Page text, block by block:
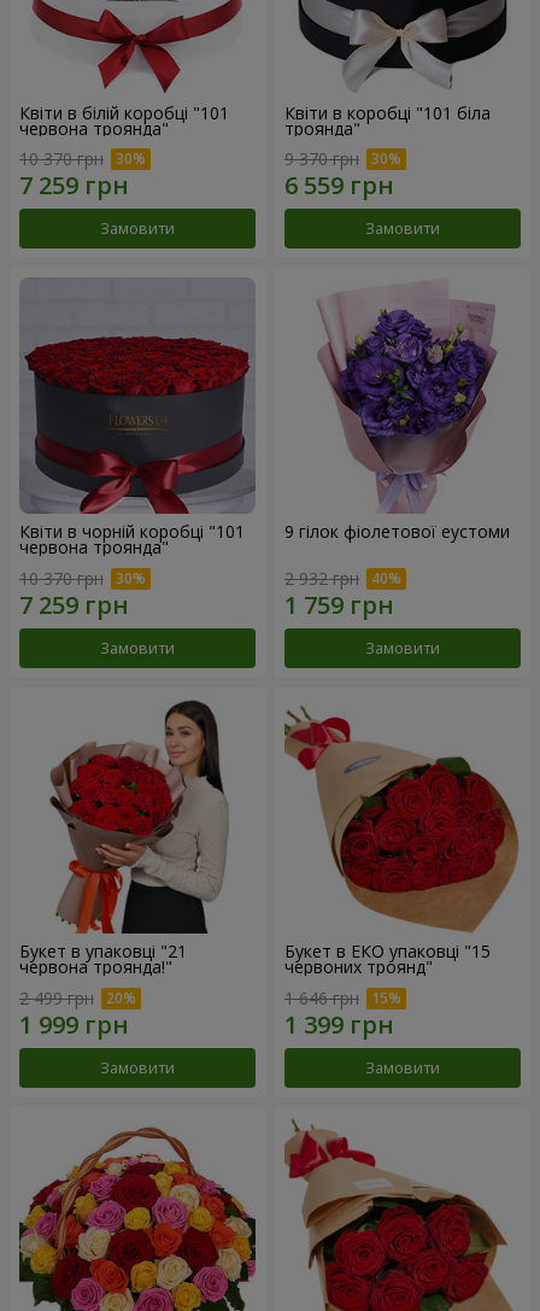
Квіти в білій коробці "101
червона троянда"
10 370 грн
Замовити
Квіти в коробці "101 біла
троянда"
9 370 грн
Замовити
Квіти в чорній коробці "101
червона троянда"
10 370 грн
Замовити
9 гілок фіолетової еустоми
2 932 грн
Замовити
Букет в упаковці "21
червона троянда!"
2 499 грн
Замовити
Букет в ЕКО упаковці "15
червоних троянд"
1 646 грн
Замовити